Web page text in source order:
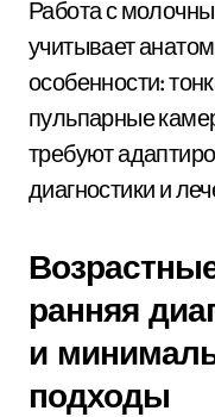
Работа с
учитывает
особенности:
пульпарные
требуют
диагностики и
ранняя
и
подходы